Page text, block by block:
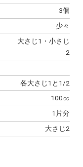
3個
少々
大さじ1・小さじ
2
各大さじ1と1/2
100㏄
1片分
大さじ2